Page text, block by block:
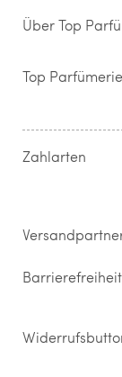
Über Top
Storefinder
Kontakt
Widerrufsrecht &
Top
Zahlarten
Barrierefreiheit